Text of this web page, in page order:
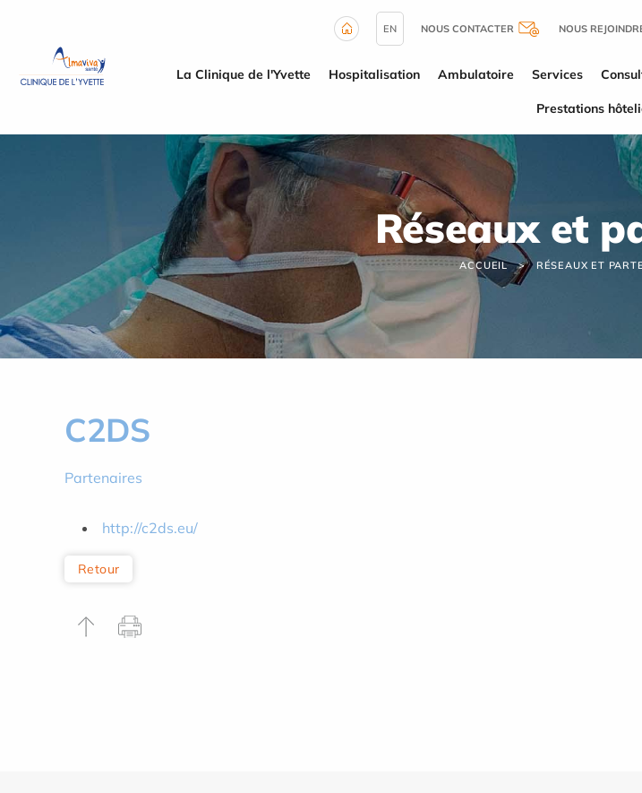
EN NOUS CONTACTER NOUS
La Clinique de l'Yvette Hospitalisation Ambulatoire Services
Prestations
Réseaux et
ACCUEIL RÉSEAUX ET
C2DS
Partenaires
http://c2ds.eu/
Retour